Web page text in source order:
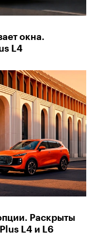
окна.
L4
Раскрыты
L4 и L6